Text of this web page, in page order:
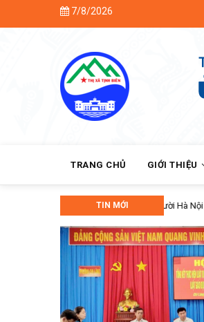
7/8/2026
NAVIGATION
TRANG CHỦ GIỚI THIỆU
TIN MỚI